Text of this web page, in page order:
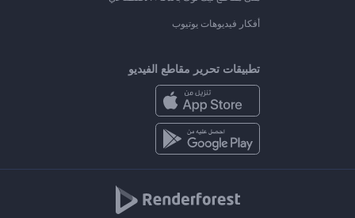
أفكار فيديوهات يوتيوب
تطبيقات تحرير مقاطع الفيديو